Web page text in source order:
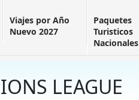
Viajes por Año
Nuevo 2027
Paquetes
Turisticos
Nacionales
LEAGUE